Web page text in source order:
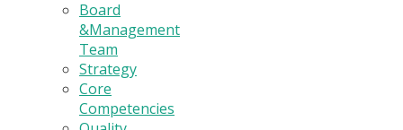
Board
&Management
Team
Strategy
Core
Competencies